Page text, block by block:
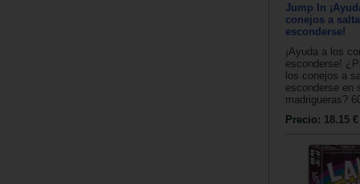
Jump In
conejos a
esconderse!
¡Ayuda a los
esconderse!
los conejos a
esconderse en
madrigueras?
Precio: 18.15 €